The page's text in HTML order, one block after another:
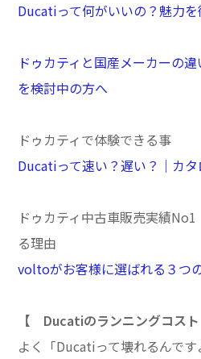
Ducatiって何がいいの？魅力を
ドゥカティと国産メーカーの
を検討中の方へ
ドゥカティで体験できる事
Ducatiって速い？遅い？｜カ
ドゥカティ中古車販売実績
る理由
voltoがお客様に選ばれる３つ
【 Ducatiのランニングコス
よく「Ducatiって壊れるんで